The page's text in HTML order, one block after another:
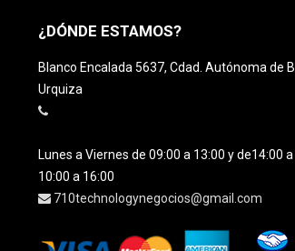
¿DÓNDE ESTAMOS?
Blanco Encalada 5637, Cdad. Autónoma de
Urquiza
Lunes a Viernes de 09:00 a 13:00 y de14:00
10:00 a 16:00
710technologynegocios@gmail.com